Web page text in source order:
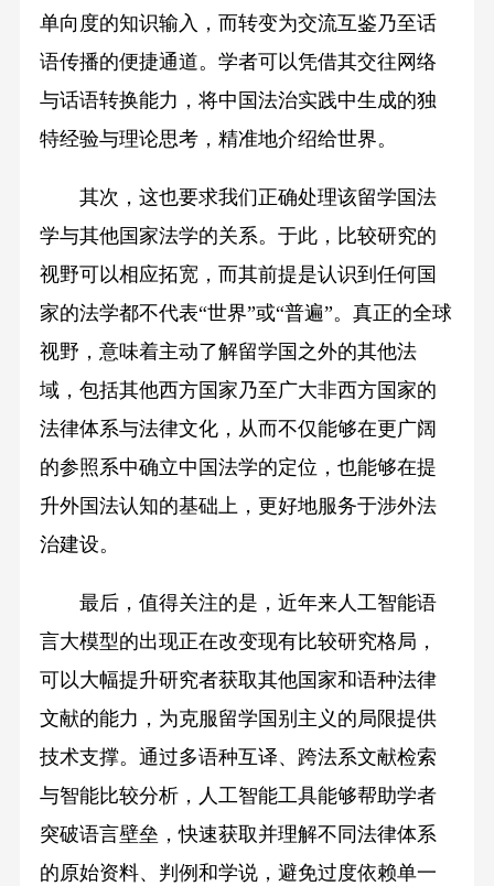
单向度的知识输入，而转变为交流互鉴乃至话
语传播的便捷通道。学者可以凭借其交往网络
与话语转换能力，将中国法治实践中生成的独
特经验与理论思考，精准地介绍给世界。
其次，这也要求我们正确处理该留学国法
学与其他国家法学的关系。于此，比较研究的
视野可以相应拓宽，而其前提是认识到任何国
家的法学都不代表“世界”或“普遍”。真正的全球
视野，意味着主动了解留学国之外的其他法
域，包括其他西方国家乃至广大非西方国家的
法律体系与法律文化，从而不仅能够在更广阔
的参照系中确立中国法学的定位，也能够在提
升外国法认知的基础上，更好地服务于涉外法
治建设。
最后，值得关注的是，近年来人工智能语
言大模型的出现正在改变现有比较研究格局，
可以大幅提升研究者获取其他国家和语种法律
文献的能力，为克服留学国别主义的局限提供
技术支撑。通过多语种互译、跨法系文献检索
与智能比较分析，人工智能工具能够帮助学者
突破语言壁垒，快速获取并理解不同法律体系
的原始资料、判例和学说，避免过度依赖单一